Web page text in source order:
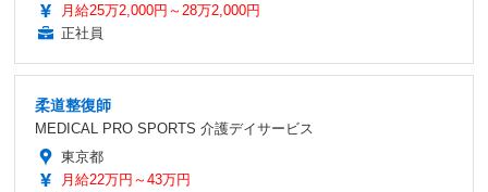
月給25万2,000円～28万2,000円
正社員
柔道整復師
MEDICAL PRO SPORTS 介護デイサービス
東京都
月給22万円～43万円